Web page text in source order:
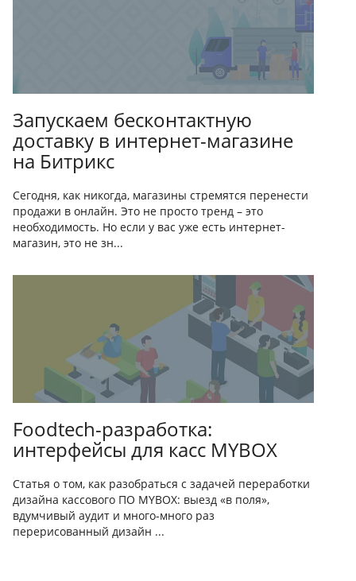
Запускаем бесконтактную
доставку в интернет-магазине
на Битрикс
Сегодня, как никогда, магазины стремятся перенести
продажи в онлайн. Это не просто тренд – это
необходимость. Но если у вас уже есть интернет-
магазин, это не зн...
Foodtech-разработка:
интерфейсы для касс MYBOX
Статья о том, как разобраться с задачей переработки
дизайна кассового ПО MYBOX: выезд «в поля»,
вдумчивый аудит и много-много раз
перерисованный дизайн ...